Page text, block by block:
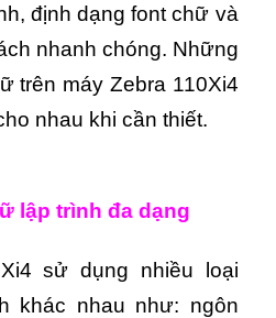
định dạng font chữ và
nhanh chóng. Những
trên máy Zebra 110Xi4
nhau khi cần thiết.
lập trình đa dạng
sử dụng nhiều loại
khác nhau như: ngôn